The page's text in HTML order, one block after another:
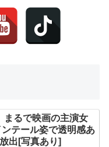
まるで映画の主演女
テール姿で透明感あ
出[写真あり]